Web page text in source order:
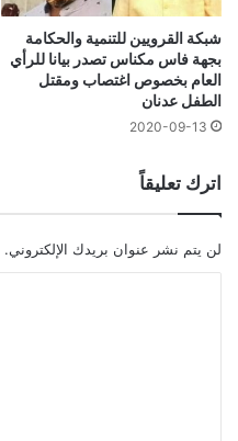
شبكة القرويين للتنمية والحكامة
بجهة فاس مكناس تصدر بيانا للرأي
العام بخصوص اغتصاب ومقتل
الطفل عدنان
2020-09-13
اترك تعليقاً
لن يتم نشر عنوان بريدك الإلكتروني.